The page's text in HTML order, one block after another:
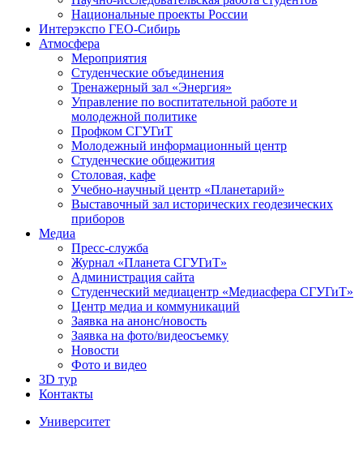
Национальные проекты России
Интерэкспо ГЕО-Сибирь
Атмосфера
Мероприятия
Студенческие объединения
Тренажерный зал «Энергия»
Управление по воспитательной работе и
молодежной политике
Профком СГУГиТ
Молодежный информационный центр
Студенческие общежития
Столовая, кафе
Учебно-научный центр «Планетарий»
Выставочный зал исторических геодезических
приборов
Медиа
Пресс-служба
Журнал «Планета СГУГиТ»
Администрация сайта
Студенческий медиацентр «Медиасфера СГУГиТ»
Центр медиа и коммуникаций
Заявка на анонс/новость
Заявка на фото/видеосъемку
Новости
Фото и видео
3D тур
Контакты
Университет